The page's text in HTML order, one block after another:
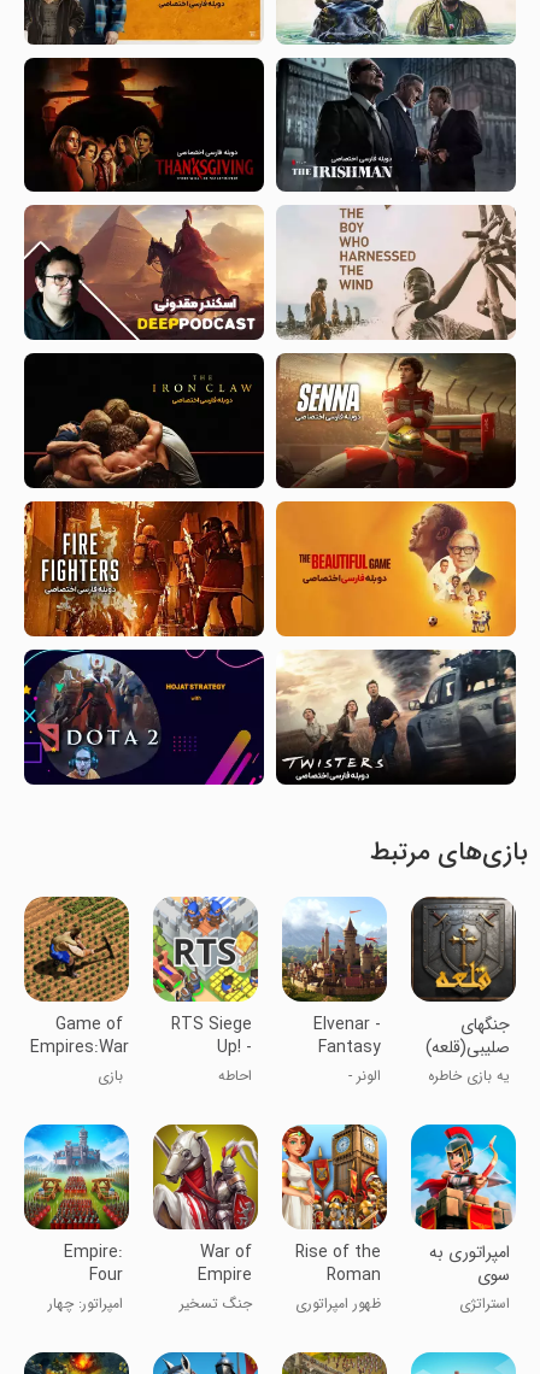
بازی‌های مرتبط
‏‏‏جنگهای
صلیبی(قلعه)
یه بازی خاطره
Elvenar -
Fantasy
Kingdom
الونر -
خیالى
RTS Siege
Up! -
Medieval
احاطه
Game of
Empires:Warring
Realms
بازی
قلمروهای جنگ
امپراتوری به
سوی
پیشرفت
استراتژی
Rise of the
Roman
Empire:
Rome
ظهور امپراتوری
War of
Empire
Conquest：
3v3
جنگ تسخیر
مقابل ۳
Empire:
Four
Kingdoms
امپراتور: چهار